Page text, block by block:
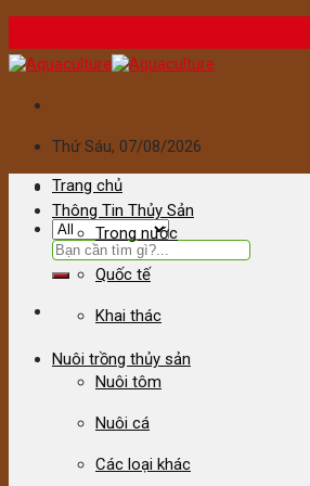
to
content
Thứ Sáu, 07/08/2026
Tìm
kiếm:
Trang chủ
Thông Tin Thủy Sản
Trong nước
Quốc tế
Khai thác
Nuôi trồng thủy sản
Nuôi tôm
Nuôi cá
Các loại khác